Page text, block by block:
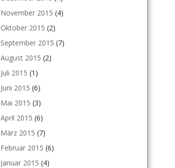
November 2015 (4)
Oktober 2015 (2)
September 2015 (7)
August 2015 (2)
Juli 2015 (1)
Juni 2015 (6)
Mai 2015 (3)
April 2015 (6)
März 2015 (7)
Februar 2015 (6)
Januar 2015 (4)